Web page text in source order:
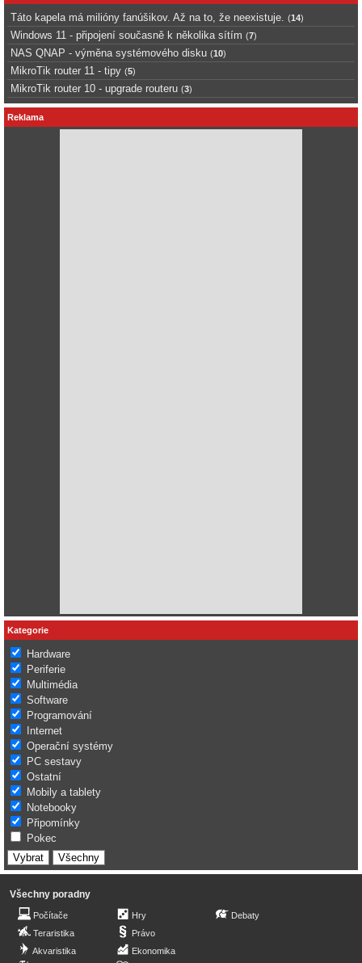
Táto kapela má milióny fanúšikov. Až na to, že neexistuje. (14)
Windows 11 - připojení současně k několika sítím (7)
NAS QNAP - výměna systémového disku (10)
MikroTik router 11 - tipy (5)
MikroTik router 10 - upgrade routeru (3)
Reklama
Kategorie
Hardware
Periferie
Multimédia
Software
Programování
Internet
Operační systémy
PC sestavy
Ostatní
Mobily a tablety
Notebooky
Připomínky
Pokec
Všechny poradny
Počítače
Teraristika
Akvaristika
Hry
Právo
Ekonomika
Debaty